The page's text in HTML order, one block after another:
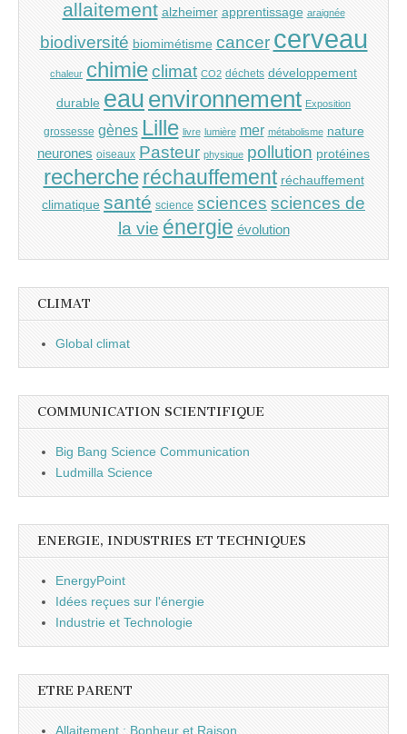
allaitement alzheimer apprentissage araignée
biodiversité biomimétisme cancer cerveau
chaleur chimieclimat CO2 déchets développement
durable eau environnement Exposition
grossesse gènes Lille livre lumière mer métabolisme nature
neurones oiseaux Pasteur physique pollution protéines
recherche réchauffement réchauffement
climatique santé science sciences sciences de
la vie énergie évolution
CLIMAT
Global climat
COMMUNICATION SCIENTIFIQUE
Big Bang Science Communication
Ludmilla Science
ENERGIE, INDUSTRIES ET TECHNIQUES
EnergyPoint
Idées reçues sur l'énergie
Industrie et Technologie
ETRE PARENT
Allaitement : Bonheur et Raison